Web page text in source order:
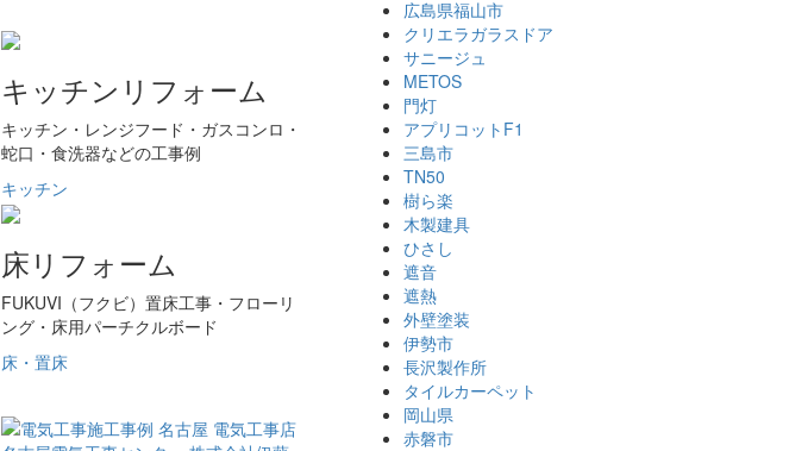
キッチンリフォーム
キッチン・レンジフード・ガスコンロ・
蛇口・食洗器などの工事例
キッチン
床リフォーム
FUKUVI（フクビ）置床工事・フローリ
ング・床用パーチクルボード
床・置床
広島県福山市
クリエラガラスドア
サニージュ
METOS
門灯
アプリコットF1
三島市
TN50
樹ら楽
木製建具
ひさし
遮音
遮熱
外壁塗装
伊勢市
長沢製作所
タイルカーペット
岡山県
赤磐市